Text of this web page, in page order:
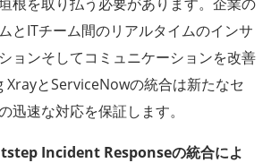
とITチーム間のリアルタイムのインサ
ョンそしてコミュニケーションを改善
XrayとServiceNowの統合は新たなセ
迅速な対応を保証します。
Incident Responseの統合によ